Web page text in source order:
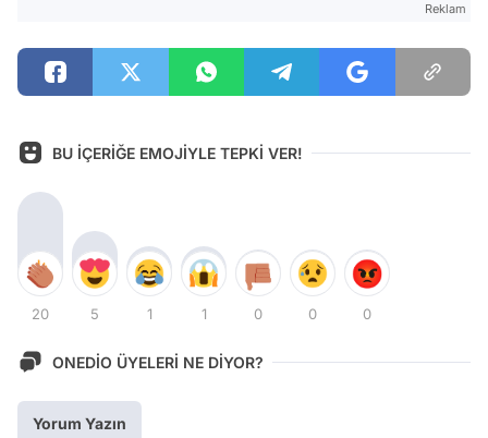
Reklam
BU İÇERİĞE EMOJİYLE TEPKİ VER!
20 5 1 1 0 0 0
ONEDİO ÜYELERİ NE DİYOR?
Yorum Yazın